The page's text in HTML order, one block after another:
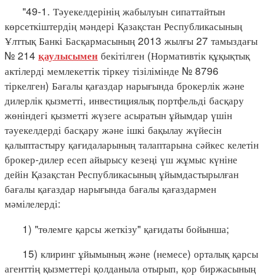
"49-1. Тәуекелдерінің жабылуын сипаттайтын
көрсеткіштердің мәндері Қазақстан Республикасының
Ұлттық Банкі Басқармасының 2013 жылғы 27 тамыздағы
№ 214 қаулысымен бекітілген (Нормативтік құқықтық
актілерді мемлекеттік тіркеу тізілімінде № 8796
тіркелген) Бағалы қағаздар нарығында брокерлік және
дилерлік қызметті, инвестициялық портфельді басқару
жөніндегі қызметті жүзеге асыратын ұйымдар үшін
тәуекелдерді басқару және ішкі бақылау жүйесін
қалыптастыру қағидаларының талаптарына сәйкес келетін
брокер-дилер есеп айырысу кезеңі үш жұмыс күніне
дейін Қазақстан Республикасының ұйымдастырылған
бағалы қағаздар нарығында бағалы қағаздармен
мәмілелерді:
1) "төлемге қарсы жеткізу" қағидаты бойынша;
15) клиринг ұйымының және (немесе) орталық қарсы
агенттің қызметтері қолданыла отырып, қор биржасының